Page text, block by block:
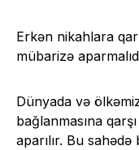
Erkən nikahlara
mübarizə
Dünyada və
bağlanmasına
aparılır. Bu